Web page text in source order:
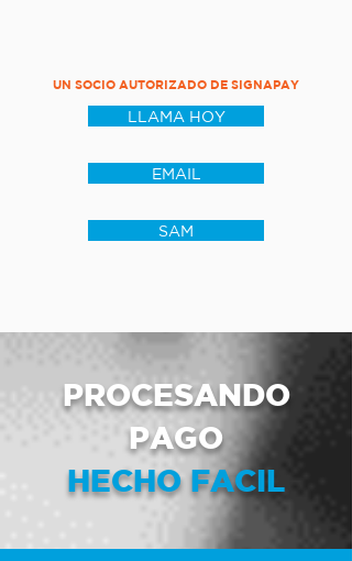
UN SOCIO AUTORIZADO DE SIGNAPAY
LLAMA HOY
EMAIL
SAM
PROCESANDO
PAGO
HECHO FACIL